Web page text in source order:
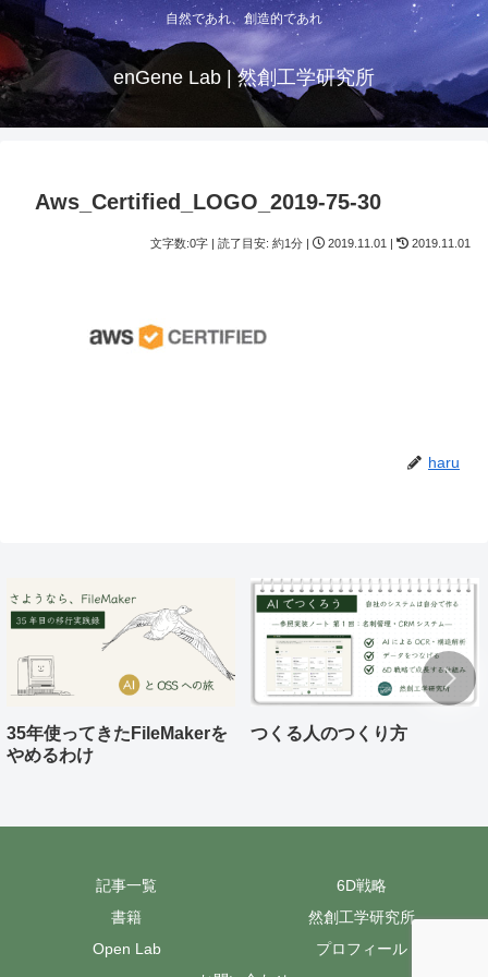
自然であれ、創造的であれ
enGene Lab | 然創工学研究所
Aws_Certified_LOGO_2019-75-30
文字数:0字 | 読了目安: 約1分 | 2019.11.01 | 2019.11.01
haru
35年使ってきたFileMakerを
やめるわけ
つくる人のつくり方
記事一覧
6D戦略
書籍
然創工学研究所
Open Lab
プロフィール